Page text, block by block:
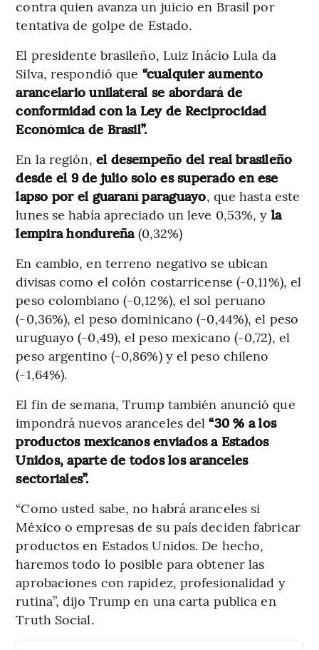
contra quien avanza un juicio en Brasil por
tentativa de golpe de Estado.
El presidente brasileño, Luiz Inácio Lula da
Silva, respondió que “cualquier aumento
arancelario unilateral se abordará de
conformidad con la Ley de Reciprocidad
Económica de Brasil”.
En la región, el desempeño del real brasileño
desde el 9 de julio solo es superado en ese
lapso por el guaraní paraguayo, que hasta este
lunes se había apreciado un leve 0,53%, y la
lempira hondureña (0,32%)
En cambio, en terreno negativo se ubican
divisas como el colón costarricense (-0,11%), el
peso colombiano (-0,12%), el sol peruano
(-0,36%), el peso dominicano (-0,44%), el peso
uruguayo (-0,49), el peso mexicano (-0,72), el
peso argentino (-0,86%) y el peso chileno
(-1,64%).
El fin de semana, Trump también anunció que
impondrá nuevos aranceles del“30 % a los
productos mexicanos enviados a Estados
Unidos, aparte de todos los aranceles
sectoriales”.
“Como usted sabe, no habrá aranceles si
México o empresas de su país deciden fabricar
productos en Estados Unidos. De hecho,
haremos todo lo posible para obtener las
aprobaciones con rapidez, profesionalidad y
rutina”, dijo Trump en una carta publica en
Truth Social.